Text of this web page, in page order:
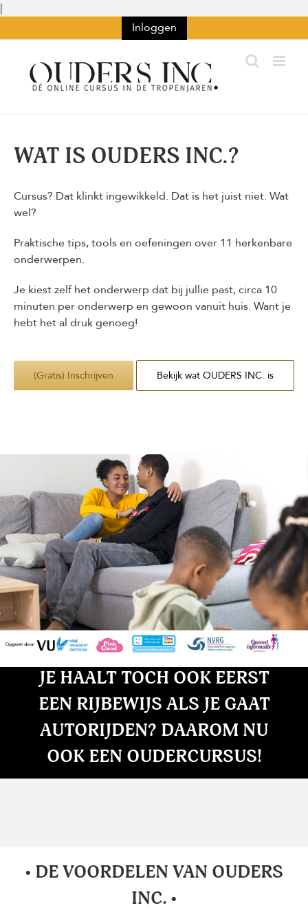
|
inhoud
Inloggen
WAT IS OUDERS INC.?
Cursus? Dat klinkt ingewikkeld. Dat is het juist niet. Wat
wel?
Praktische tips, tools en oefeningen over 11 herkenbare
onderwerpen.
Je kiest zelf het onderwerp dat bij jullie past, circa 10
minuten per onderwerp en gewoon vanuit huis. Want je
hebt het al druk genoeg!
(Gratis) Inschrijven Bekijk wat OUDERS INC. is
JE HAALT TOCH OOK EERST
EEN RIJBEWIJS ALS JE GAAT
AUTORIJDEN? DAAROM NU
OOK EEN OUDERCURSUS!
• DE VOORDELEN VAN OUDERS
INC. •